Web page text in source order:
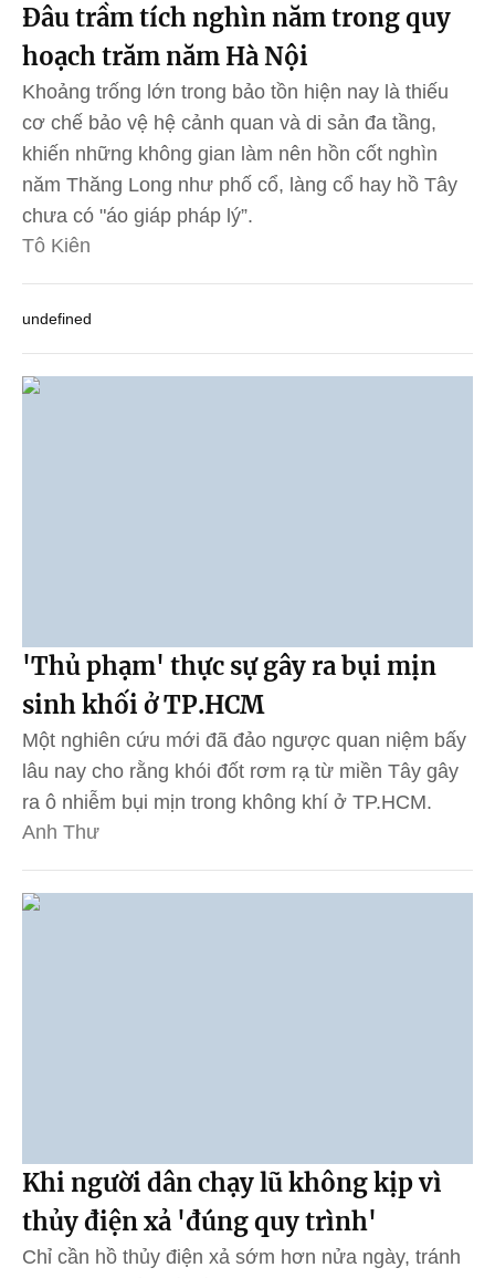
Đâu trầm tích nghìn năm trong quy
hoạch trăm năm Hà Nội
Khoảng trống lớn trong bảo tồn hiện nay là thiếu
cơ chế bảo vệ hệ cảnh quan và di sản đa tầng,
khiến những không gian làm nên hồn cốt nghìn
năm Thăng Long như phố cổ, làng cổ hay hồ Tây
chưa có "áo giáp pháp lý”.
Tô Kiên
undefined
'Thủ phạm' thực sự gây ra bụi mịn
sinh khối ở TP.HCM
Một nghiên cứu mới đã đảo ngược quan niệm bấy
lâu nay cho rằng khói đốt rơm rạ từ miền Tây gây
ra ô nhiễm bụi mịn trong không khí ở TP.HCM.
Anh Thư
Khi người dân chạy lũ không kịp vì
thủy điện xả 'đúng quy trình'
Chỉ cần hồ thủy điện xả sớm hơn nửa ngày, tránh